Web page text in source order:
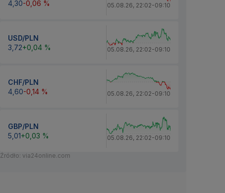
4,30-0,06 % 05.08.26, 22:02-09:10
USD/PLN
3,72+0,04 % 05.08.26, 22:02-09:10
CHF/PLN
4,60-0,14 % 05.08.26, 22:02-09:10
GBP/PLN
5,01+0,03 % 05.08.26, 22:02-09:10
Źródło: via24online.com